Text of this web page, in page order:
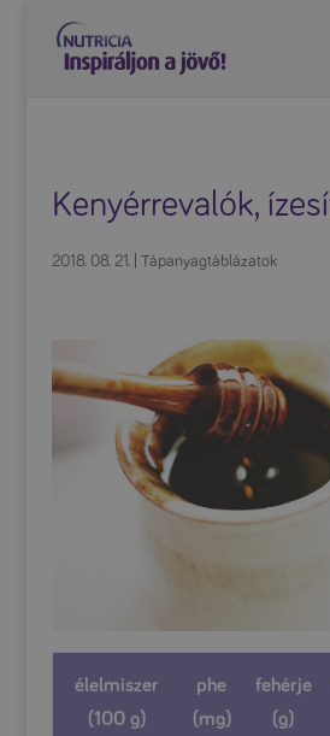
Kenyérrevalók,
2018. 08. 21.| Tápanyagtáblázatok
élelmiszer
(100 g)
phe
(mg)
fehérje
(g)